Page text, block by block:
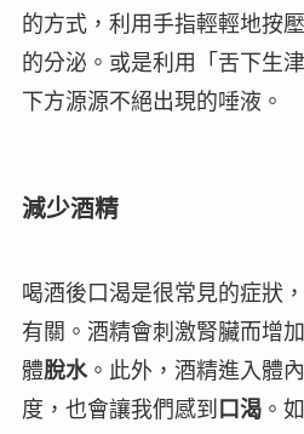
的方式，利用手指輕輕地按
的分泌。或是利用「舌下生
下方源源不絕出現的唾液。
減少酒精
喝酒後口渴是很常見的症狀
有關。酒精會刺激腎臟而增加
體脫水。此外，酒精進入體
度，也會讓我們感到 口渴。